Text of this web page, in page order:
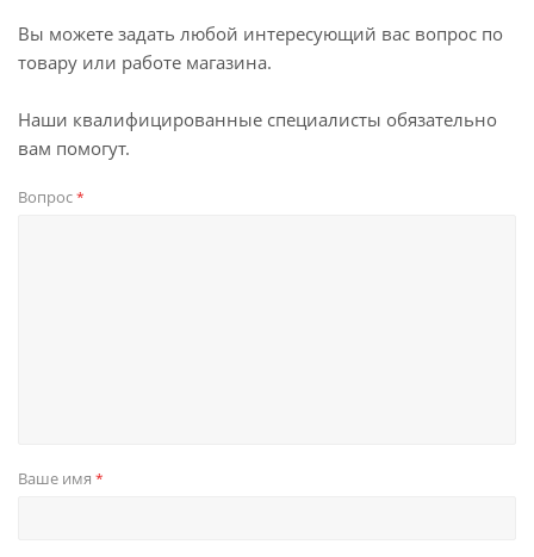
Вы можете задать любой интересующий вас вопрос по
товару или работе магазина.
Наши квалифицированные специалисты обязательно
вам помогут.
Вопрос*
Ваше имя *